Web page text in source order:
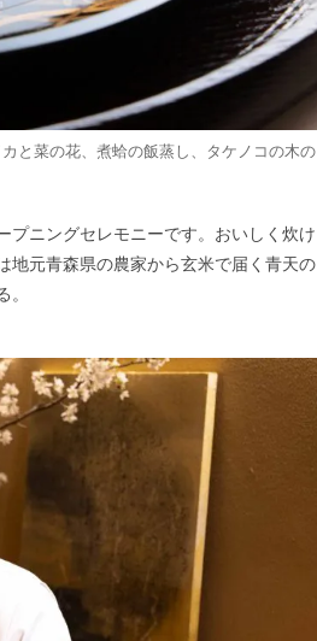
と菜の花、煮蛤の飯蒸し、タケノコの木の
プニングセレモニーです。おいしく炊け
地元青森県の農家から玄米で届く青天の